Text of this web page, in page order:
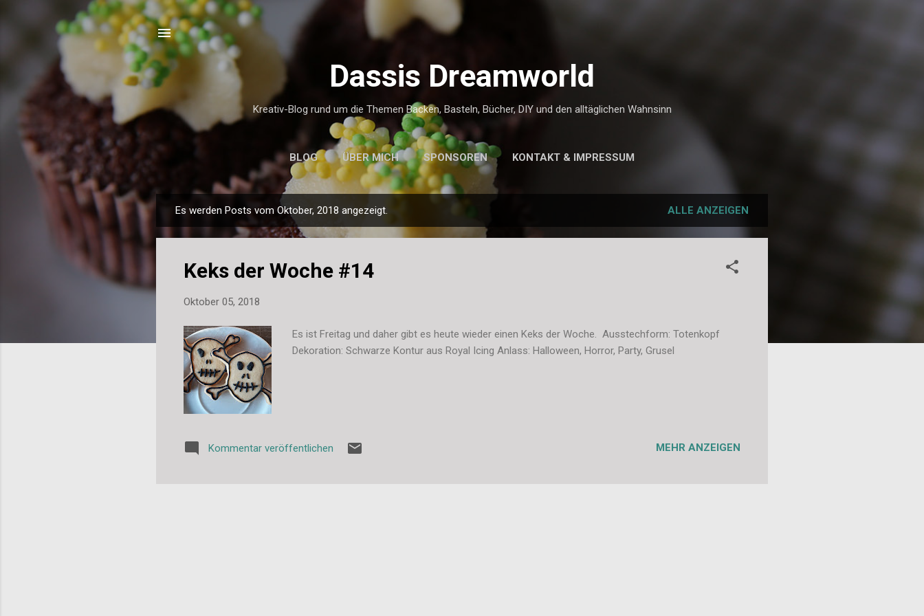
Direkt zum Hauptbereich
Dassis Dreamworld
Kreativ-Blog rund um die Themen Backen, Basteln, Bücher, DIY und den alltäglichen Wahnsinn
BLOG ÜBER MICH SPONSOREN KONTAKT & IMPRESSUM
o
Es werden Posts vom Oktober, 2018 angezeigt. ALLE ANZEIGEN
Keks der Woche #14
Oktober 05, 2018
Es ist Freitag und daher gibt es heute wieder einen Keks der Woche. Ausstechform: Totenkopf
Dekoration: Schwarze Kontur aus Royal Icing Anlass: Halloween, Horror, Party, Grusel
Kommentar veröffentlichen MEHR ANZEIGEN